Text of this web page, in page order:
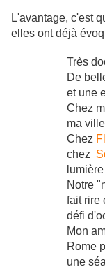
L'avantage, c'est
elles ont déjà
Très
De
et une
Chez
ma
Chez
chez
Notre
fait rire
défi
​Mon
Rome
une